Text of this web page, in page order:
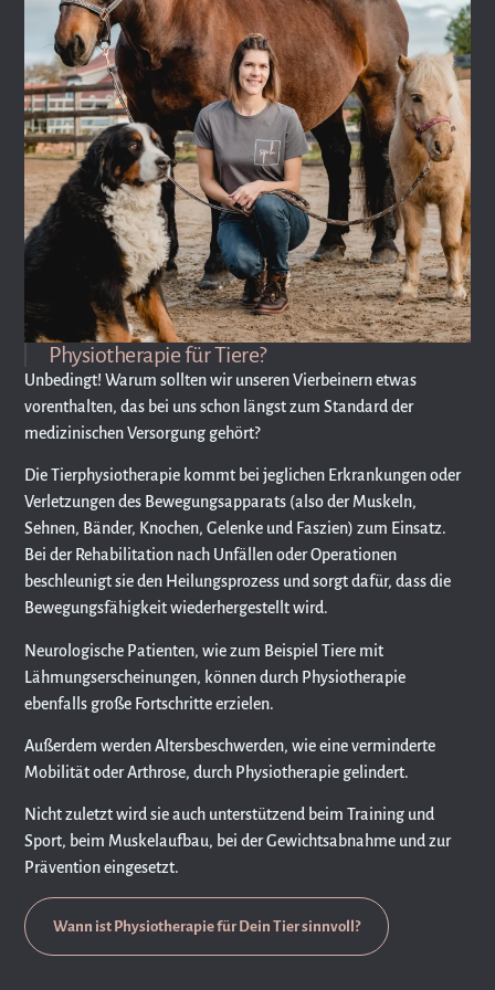
Physiotherapie für Tiere?
Unbedingt! Warum sollten wir unseren Vierbeinern etwas
vorenthalten, das bei uns schon längst zum Standard der
medizinischen Versorgung gehört?
Die Tierphysiotherapie kommt bei jeglichen Erkrankungen oder
Verletzungen des Bewegungsapparats (also der Muskeln,
Sehnen, Bänder, Knochen, Gelenke und Faszien) zum Einsatz.
Bei der Rehabilitation nach Unfällen oder Operationen
beschleunigt sie den Heilungsprozess und sorgt dafür, dass die
Bewegungsfähigkeit wiederhergestellt wird.
Neurologische Patienten, wie zum Beispiel Tiere mit
Lähmungserscheinungen, können durch Physiotherapie
ebenfalls große Fortschritte erzielen.
Außerdem werden Altersbeschwerden, wie eine verminderte
Mobilität oder Arthrose, durch Physiotherapie gelindert.
Nicht zuletzt wird sie auch unterstützend beim Training und
Sport, beim Muskelaufbau, bei der Gewichtsabnahme und zur
Prävention eingesetzt.
Wann ist Physiotherapie für Dein Tier sinnvoll?